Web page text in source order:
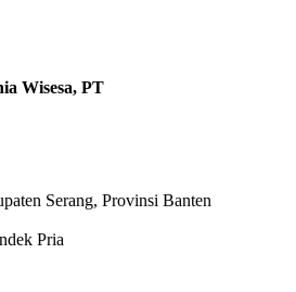
Wisesa, PT
Serang, Provinsi Banten
Pria